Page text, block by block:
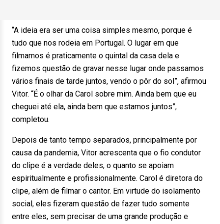
“A ideia era ser uma coisa simples mesmo, porque é
tudo que nos rodeia em Portugal. O lugar em que
filmamos é praticamente o quintal da casa dela e
fizemos questão de gravar nesse lugar onde passamos
vários finais de tarde juntos, vendo o pôr do sol”, afirmou
Vitor. “É o olhar da Carol sobre mim. Ainda bem que eu
cheguei até ela, ainda bem que estamos juntos”,
completou.
Depois de tanto tempo separados, principalmente por
causa da pandemia, Vitor acrescenta que o fio condutor
do clipe é a verdade deles, o quanto se apoiam
espiritualmente e profissionalmente. Carol é diretora do
clipe, além de filmar o cantor. Em virtude do isolamento
social, eles fizeram questão de fazer tudo somente
entre eles, sem precisar de uma grande produção e